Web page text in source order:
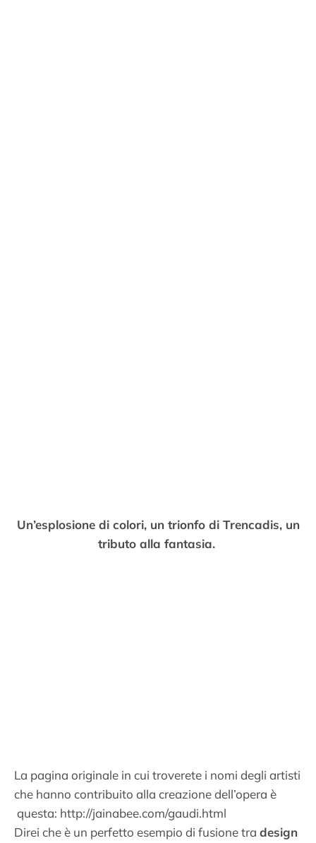
Un’esplosione di colori, un trionfo di Trencadis, un
tributo alla fantasia.
La pagina originale in cui troverete i nomi degli artisti
che hanno contribuito alla creazione dell’opera è
questa: http://jainabee.com/gaudi.html
Direi che è un perfetto esempio di fusione tra design